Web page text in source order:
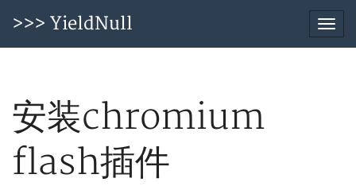
>>> YieldNull
安装chromium
flash插件